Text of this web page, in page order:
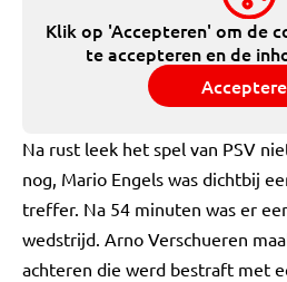
Klik op 'Accepteren' om de
te accepteren en de
Na rust leek het spel van PSV
nog, Mario Engels was dichtbij
treffer. Na 54 minuten was er
wedstrijd. Arno Verschueren
achteren die werd bestraft met